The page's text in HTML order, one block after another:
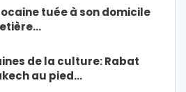
tuée à son domicile
de la culture: Rabat
au pied…